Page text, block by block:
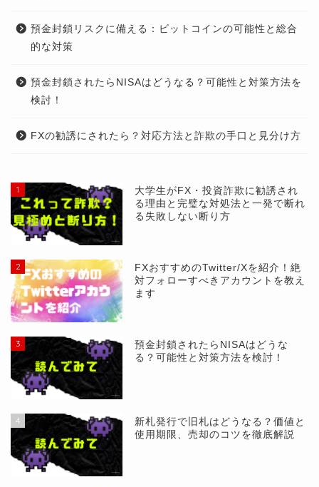
預金封鎖リスクに備える：ビットコインの可能性と総合
的な対策
預金封鎖されたらNISAはどうなる？可能性と対策方法を
検討！
FXの勧誘にされたら？対応方法と詐欺の手口と見分け方
1
大学生がFX・投資詐欺に勧誘され
る理由と完璧な対処法と一発で断れ
る失敗しない断り方
2
FXおすすめのTwitter/Xを紹介！絶
対フォローすべきアカウントを教え
ます
3
預金封鎖されたらNISAはどうな
る？可能性と対策方法を検討！
4
新札発行で旧札はどうなる？価値と
使用期限、売却のコツを徹底解説